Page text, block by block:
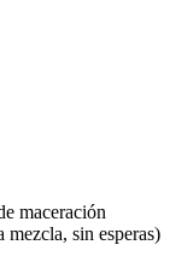
maceración
mezcla, sin esperas)